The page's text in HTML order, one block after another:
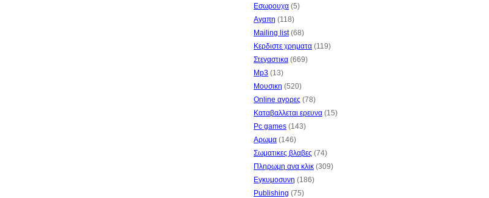
Εσωρουχα (5)
Αγαπη (118)
Mailing list(68)
Κερδιστε χρηματα (119)
Στεγαστικα (669)
Mp3 (13)
Μουσικη (520)
Online αγορες (78)
Καταβαλλεται ερευνα (15)
Pc games (143)
Αρωμα (146)
Σωματικες βλαβες (74)
Πληρωμη ανα κλικ (309)
Εγκυμοσυνη (186)
Publishing (75)